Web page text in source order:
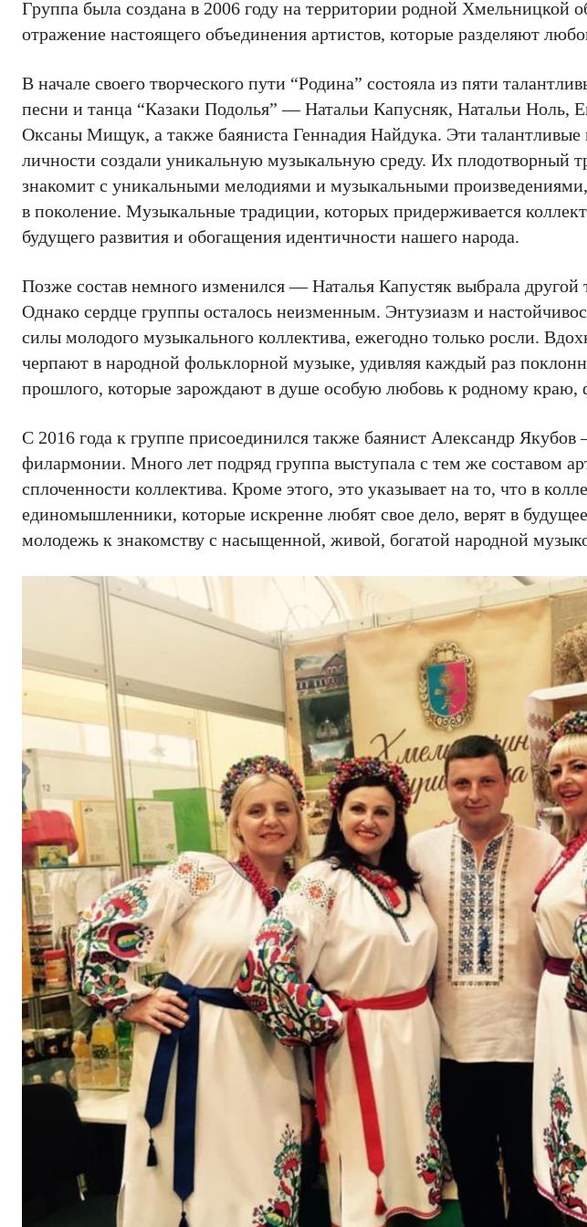
Группа была создана в 2006 году на территории родной Хмельницкой
отражение настоящего объединения артистов, которые разделяют
В начале своего творческого пути “Родина” состояла из пяти
песни и танца “Казаки Подолья” — Натальи Капусняк, Натальи Ноль,
Оксаны Мищук, а также баяниста Геннадия Найдука. Эти
личности создали уникальную музыкальную среду. Их плодотворный
знакомит с уникальными мелодиями и музыкальными произведениями,
в поколение. Музыкальные традиции, которых придерживается
будущего развития и обогащения идентичности нашего народа.
Позже состав немного изменился — Наталья Капустяк выбрала другой
Однако сердце группы осталось неизменным. Энтузиазм и
силы молодого музыкального коллектива, ежегодно только росли.
черпают в народной фольклорной музыке, удивляя каждый раз
прошлого, которые зарождают в душе особую любовь к родному краю,
С 2016 года к группе присоединился также баянист Александр
филармонии. Много лет подряд группа выступала с тем же составом
сплоченности коллектива. Кроме этого, это указывает на то, что в
единомышленники, которые искренне любят свое дело, верят в
молодежь к знакомству с насыщенной, живой, богатой народной